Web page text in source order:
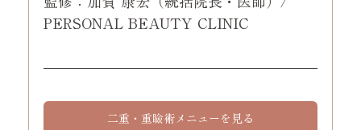
PERSONAL BEAUTY CLINIC
二重・重瞼術メニューを見る